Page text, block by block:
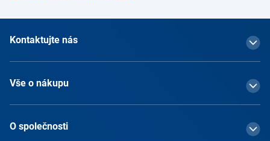
Kontaktujte nás
Vše o nákupu
O společnosti